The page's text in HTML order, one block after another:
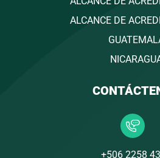
ALCANCE DE
+506 2258